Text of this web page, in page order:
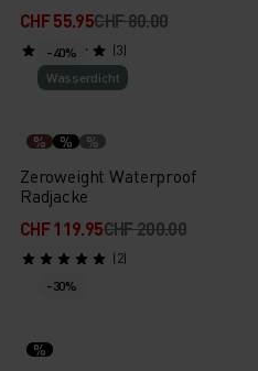
CHF 55.95CHF 80.00
(3)
-40%
Wasserdicht
% % %
Zeroweight Waterproof
Radjacke
CHF 119.95CHF 200.00
(2)
-30%
%